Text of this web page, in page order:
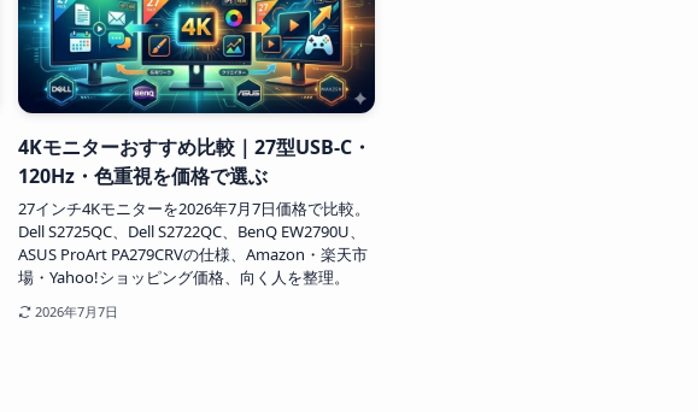
4Kモニターおすすめ比較｜27型USB-C・
120Hz・色重視を価格で選ぶ
27インチ4Kモニターを2026年7月7日価格で比較。
Dell S2725QC、Dell S2722QC、BenQ EW2790U、
ASUS ProArt PA279CRVの仕様、Amazon・楽天市
場・Yahoo!ショッピング価格、向く人を整理。
2026年7月7日